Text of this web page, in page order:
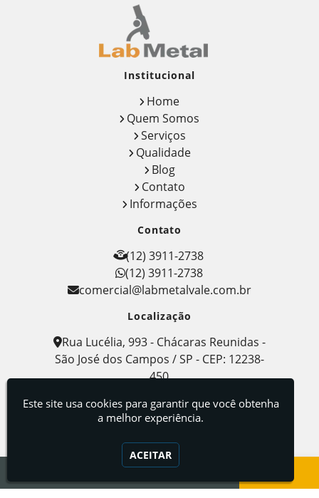
Institucional
Home
Quem Somos
Serviços
Qualidade
Blog
Contato
Informações
Contato
(12) 3911-2738
(12) 3911-2738
comercial@labmetalvale.com.br
Localização
Rua Lucélia, 993 - Chácaras Reunidas -
São José dos Campos / SP - CEP: 12238-
450
Labmetal - Indústria, Comércio e Serviços de
Metalografia
Este site usa cookies para garantir que você obtenha
a melhor experiência.
ACEITAR